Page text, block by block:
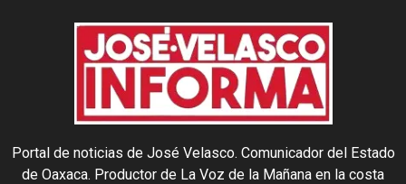
Portal de noticias de José Velasco. Comunicador del Estado
de Oaxaca. Productor de La Voz de la Mañana en la costa